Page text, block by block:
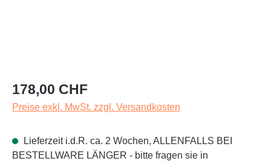
Regulärer Preis:
178,00 CHF
Preise exkl. MwSt. zzgl. Versandkosten
Lieferzeit i.d.R. ca. 2 Wochen, ALLENFALLS BEI
BESTELLWARE LÄNGER - bitte fragen sie in